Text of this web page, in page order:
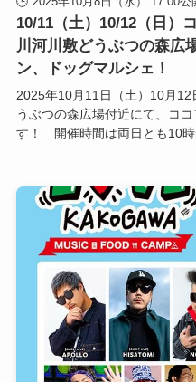
10/11（土）10/12（日）
川河川敷どうぶつの森広
ン、ドッグマルシェ！
2025年10月11日（土）10月
うぶつの森広場付近にて、コ
す！ 開催時間は両日とも10時